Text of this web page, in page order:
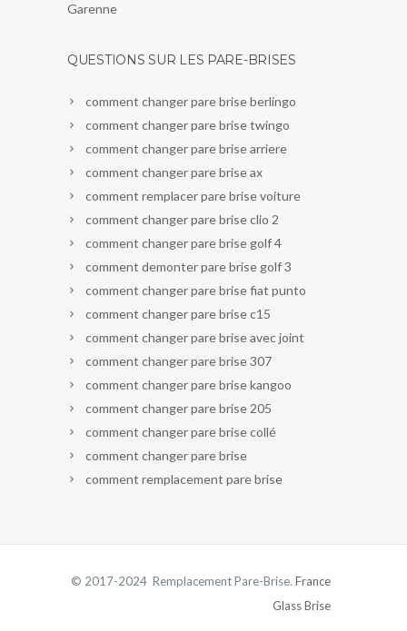
Garenne
QUESTIONS SUR LES PARE-BRISES
comment changer pare brise berlingo
comment changer pare brise twingo
comment changer pare brise arriere
comment changer pare brise ax
comment remplacer pare brise voiture
comment changer pare brise clio 2
comment changer pare brise golf 4
comment demonter pare brise golf 3
comment changer pare brise fiat punto
comment changer pare brise c15
comment changer pare brise avec joint
comment changer pare brise 307
comment changer pare brise kangoo
comment changer pare brise 205
comment changer pare brise collé
comment changer pare brise
comment remplacement pare brise
© 2017-2024 Remplacement Pare-Brise. France
Glass Brise